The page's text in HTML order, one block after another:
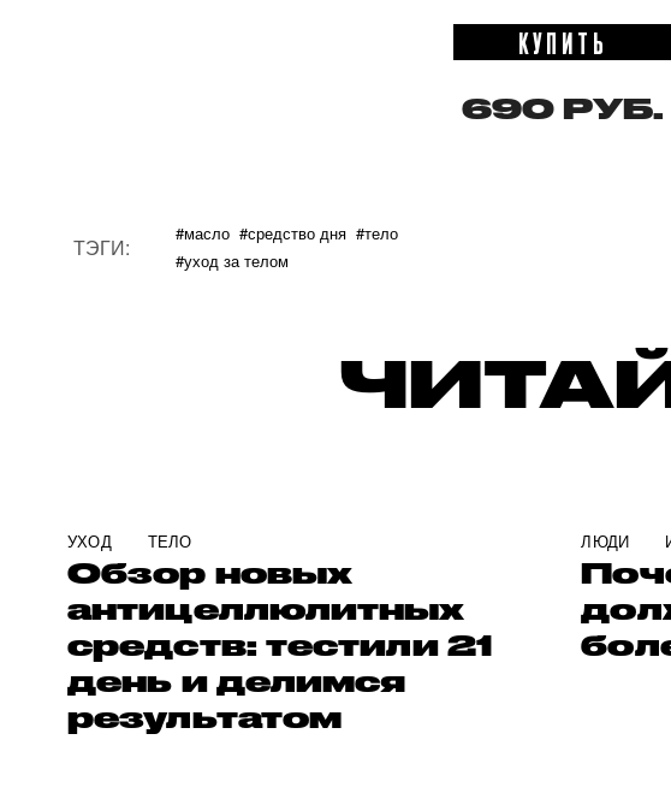
КУПИТЬ
690 РУБ.
ТЭГИ: #масло #средство дня #тело
#уход за телом
УХОД ТЕЛО
Обзор новых
антицеллюлитных
средств: тестили 21
день и делимся
результатом
ЛЮДИ